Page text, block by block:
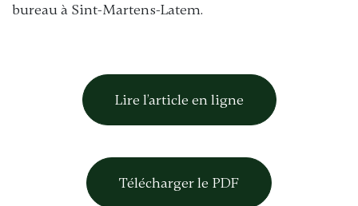
bureau à Sint-Martens-Latem.
Lire l’article en ligne
Télécharger le PDF